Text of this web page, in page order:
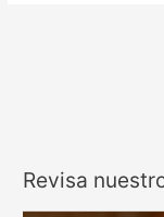
Revisa